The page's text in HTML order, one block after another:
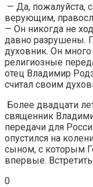
— Да, пожалуйста,
верующим,
— Он никогда не
давно разрушены.
духовник. Он
религиозные
отец Владимир
считал своим
Более двадцати
священник
передачи для
опустился на
сыном, с которым
впервые.
0